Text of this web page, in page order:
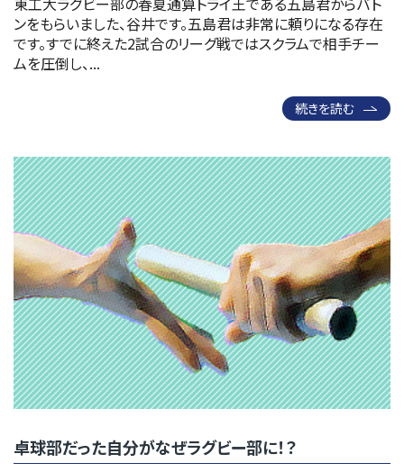
ンをもらいました、谷井です。五島君は非常に頼りになる存在
です。すでに終えた2試合のリーグ戦ではスクラムで相手チー
ムを圧倒し、...
続きを読む
卓球部だった自分がなぜラグビー部に！？